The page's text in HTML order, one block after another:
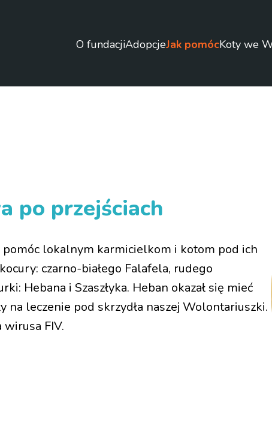
O fundacjiAdopcjeJak pomócKoty we
po przejściach
lokalnym karmicielkom i kotom pod ich
czarno-białego Falafela, rudego
Hebana i Szaszłyka. Heban okazał się mieć
na leczenie pod skrzydła naszej Wolontariuszki.
FIV.